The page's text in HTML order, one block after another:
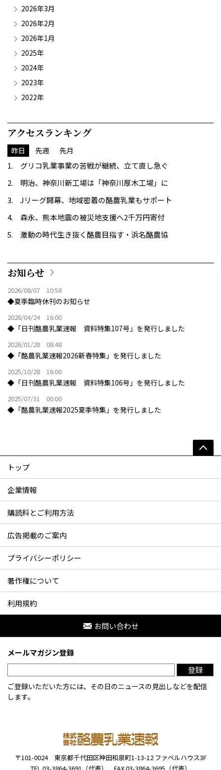
2026年3月
2026年2月
2026年1月
2025年
2024年
2023年
2022年
アクセスランキング
昨日 先週 先月
グリコ乳業事業の苦戦が継続、立て直し急ぐ
明治、神奈川新工場は「神奈川厚木工場」に
Jリーグ開幕、地域密着の酪農乳業もサポート
森永、熊本地震の被災地支援へ2千万円寄付
激動の時代生き抜く酪農目指す・浜名酪農協
お知らせ
2026/08/07 10:58
◆夏季臨時休刊のお知らせ
2026/04/24 16:00
◆「日刊酪農乳業速報 資料特集107号」を発行しました
2026/01/28 08:48
◆「酪農乳業速報2026新春特集」を発行しました
2025/10/28 16:00
◆「日刊酪農乳業速報 資料特集106号」を発行しました
2025/07/31 00:00
◆「酪農乳業速報2025夏季特集」を発行しました
トップ
企業情報
購読料とご利用方法
広告掲載のご案内
プライバシーポリシー
著作権について
利用規約
お問い合わせ
〒101-0024 東京都千代田区神田和泉町1-13-12 ファベルハウス3F
メールマガジン登録
登録
ご登録いただいた方には、その日のニュースの見出しなどを配信
します。